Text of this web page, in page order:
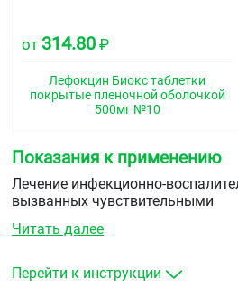
от 314.80 ₽
Лефокцин Биокс таблетки
покрытые пленочной оболочкой
500мг №10
Показания к применению
Лечение инфекционно-
вызванных чувствительными
пиелонефрит
хронический бактериальный
Читать далее
Перейти к инструкции